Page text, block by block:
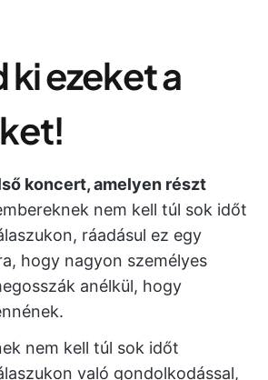
ki ezeket a
koncert, amelyen részt
nem kell túl sok időt
ráadásul ez egy
hogy nagyon személyes
anélkül, hogy
nem kell túl sok időt
való gondolkodással,